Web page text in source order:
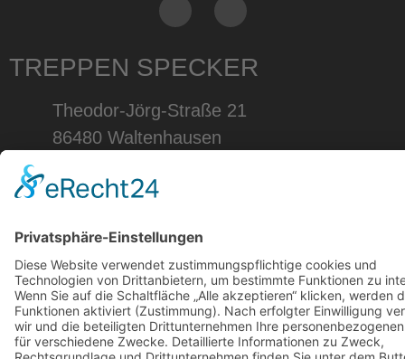
TREPPEN SPECKER
Theodor-Jörg-Straße 21
86480 Waltenhausen
08263/96009-0
postmaster@specker-treppen.de